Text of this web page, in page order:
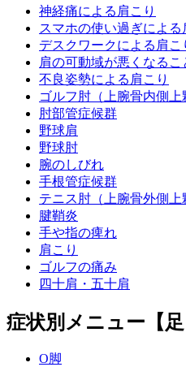
神経痛による肩こり
スマホの使い過ぎによる
デスクワークによる肩こ
肩の可動域が悪くなるこ
不良姿勢による肩こり
ゴルフ肘（上腕骨内側上
肘部管症候群
野球肩
野球肘
腕のしびれ
手根管症候群
テニス肘（上腕骨外側上
腱鞘炎
手や指の痺れ
肩こり
ゴルフの痛み
四十肩・五十肩
症状別メニュー【足
O脚